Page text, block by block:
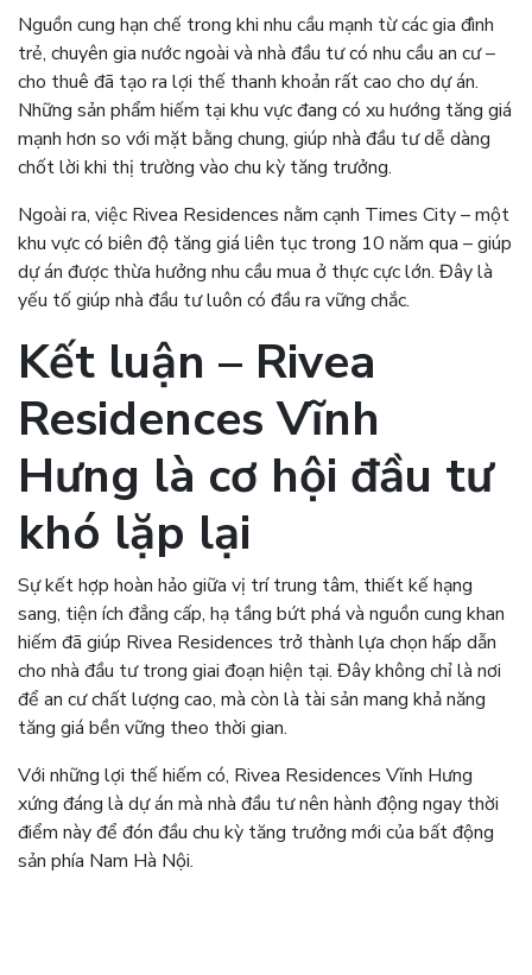
Nguồn cung hạn chế trong khi nhu cầu mạnh từ các gia đình
trẻ, chuyên gia nước ngoài và nhà đầu tư có nhu cầu an cư –
cho thuê đã tạo ra lợi thế thanh khoản rất cao cho dự án.
Những sản phẩm hiếm tại khu vực đang có xu hướng tăng giá
mạnh hơn so với mặt bằng chung, giúp nhà đầu tư dễ dàng
chốt lời khi thị trường vào chu kỳ tăng trưởng.
Ngoài ra, việc Rivea Residences nằm cạnh Times City – một
khu vực có biên độ tăng giá liên tục trong 10 năm qua – giúp
dự án được thừa hưởng nhu cầu mua ở thực cực lớn. Đây là
yếu tố giúp nhà đầu tư luôn có đầu ra vững chắc.
Kết luận – Rivea
Residences Vĩnh
Hưng là cơ hội đầu tư
khó lặp lại
Sự kết hợp hoàn hảo giữa vị trí trung tâm, thiết kế hạng
sang, tiện ích đẳng cấp, hạ tầng bứt phá và nguồn cung khan
hiếm đã giúp Rivea Residences trở thành lựa chọn hấp dẫn
cho nhà đầu tư trong giai đoạn hiện tại. Đây không chỉ là nơi
để an cư chất lượng cao, mà còn là tài sản mang khả năng
tăng giá bền vững theo thời gian.
Với những lợi thế hiếm có, Rivea Residences Vĩnh Hưng
xứng đáng là dự án mà nhà đầu tư nên hành động ngay thời
điểm này để đón đầu chu kỳ tăng trưởng mới của bất động
sản phía Nam Hà Nội.